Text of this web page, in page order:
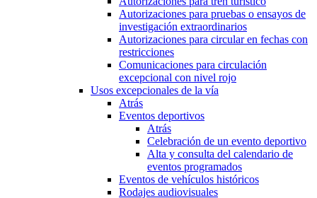
Autorizaciones para pruebas o ensayos de
investigación extraordinarios
Autorizaciones para circular en fechas con
restricciones
Comunicaciones para circulación
excepcional con nivel rojo
Usos excepcionales de la vía
Atrás
Eventos deportivos
Atrás
Celebración de un evento deportivo
Alta y consulta del calendario de
eventos programados
Eventos de vehículos históricos
Rodajes audiovisuales